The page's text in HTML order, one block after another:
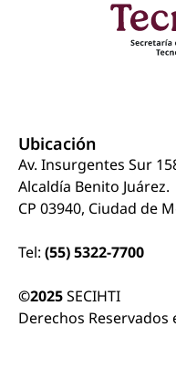
Ubicación
Av. Insurgentes Sur
Alcaldía Benito Juárez.
CP 03940, Ciudad de
Tel: (55) 5322-7700
©2025SECIHTI
Derechos